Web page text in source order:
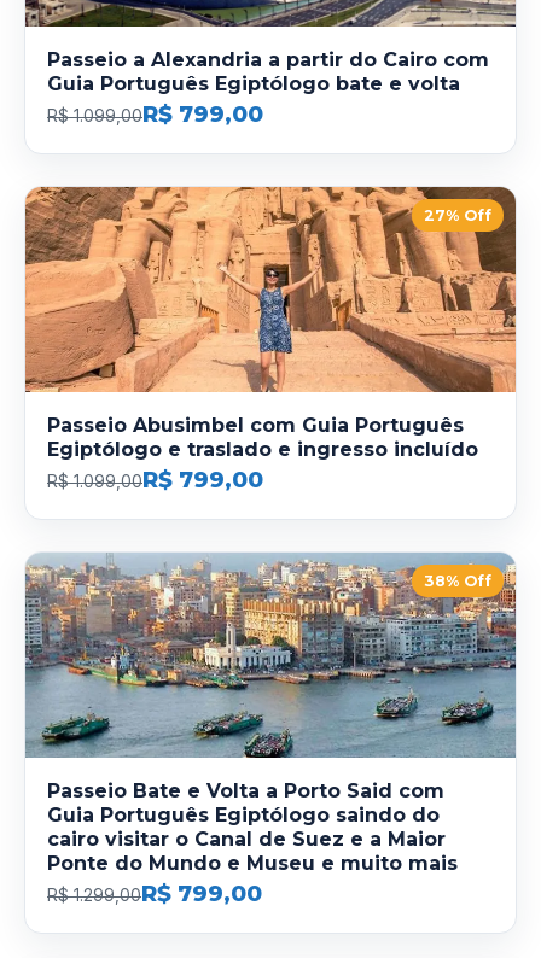
Passeio a Alexandria a partir do Cairo com
Guia Português Egiptólogo bate e volta
R$ 1.099,00R$ 799,00
27% Off
Passeio Abusimbel com Guia Português
Egiptólogo e traslado e ingresso incluído
R$ 1.099,00R$ 799,00
38% Off
Passeio Bate e Volta a Porto Said com
Guia Português Egiptólogo saindo do
cairo visitar o Canal de Suez e a Maior
Ponte do Mundo e Museu e muito mais
R$ 1.299,00R$ 799,00